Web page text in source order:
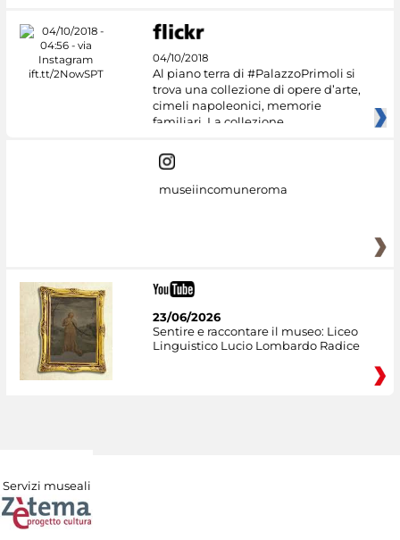
04/10/2018
Al piano terra di #PalazzoPrimoli si
trova una collezione di opere d’arte,
cimeli napoleonici, memorie
familiari. La collezione
museiincomuneroma
23/06/2026
Sentire e raccontare il museo: Liceo
Linguistico Lucio Lombardo Radice
Servizi museali